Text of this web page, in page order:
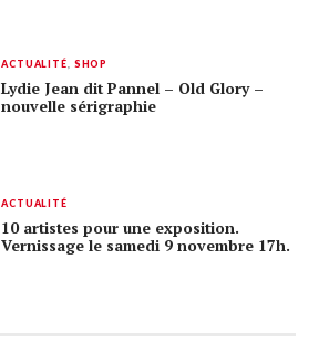
ACTUALITÉ, SHOP
Lydie Jean dit Pannel – Old Glory –
nouvelle sérigraphie
ACTUALITÉ
10 artistes pour une exposition.
Vernissage le samedi 9 novembre 17h.